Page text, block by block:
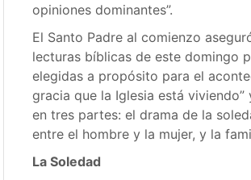
opiniones dominantes”.
El Santo Padre al comienzo
lecturas bíblicas de este domingo
elegidas a propósito para el
gracia que la Iglesia está
en tres partes: el drama de la
entre el hombre y la mujer, y la
La Soledad